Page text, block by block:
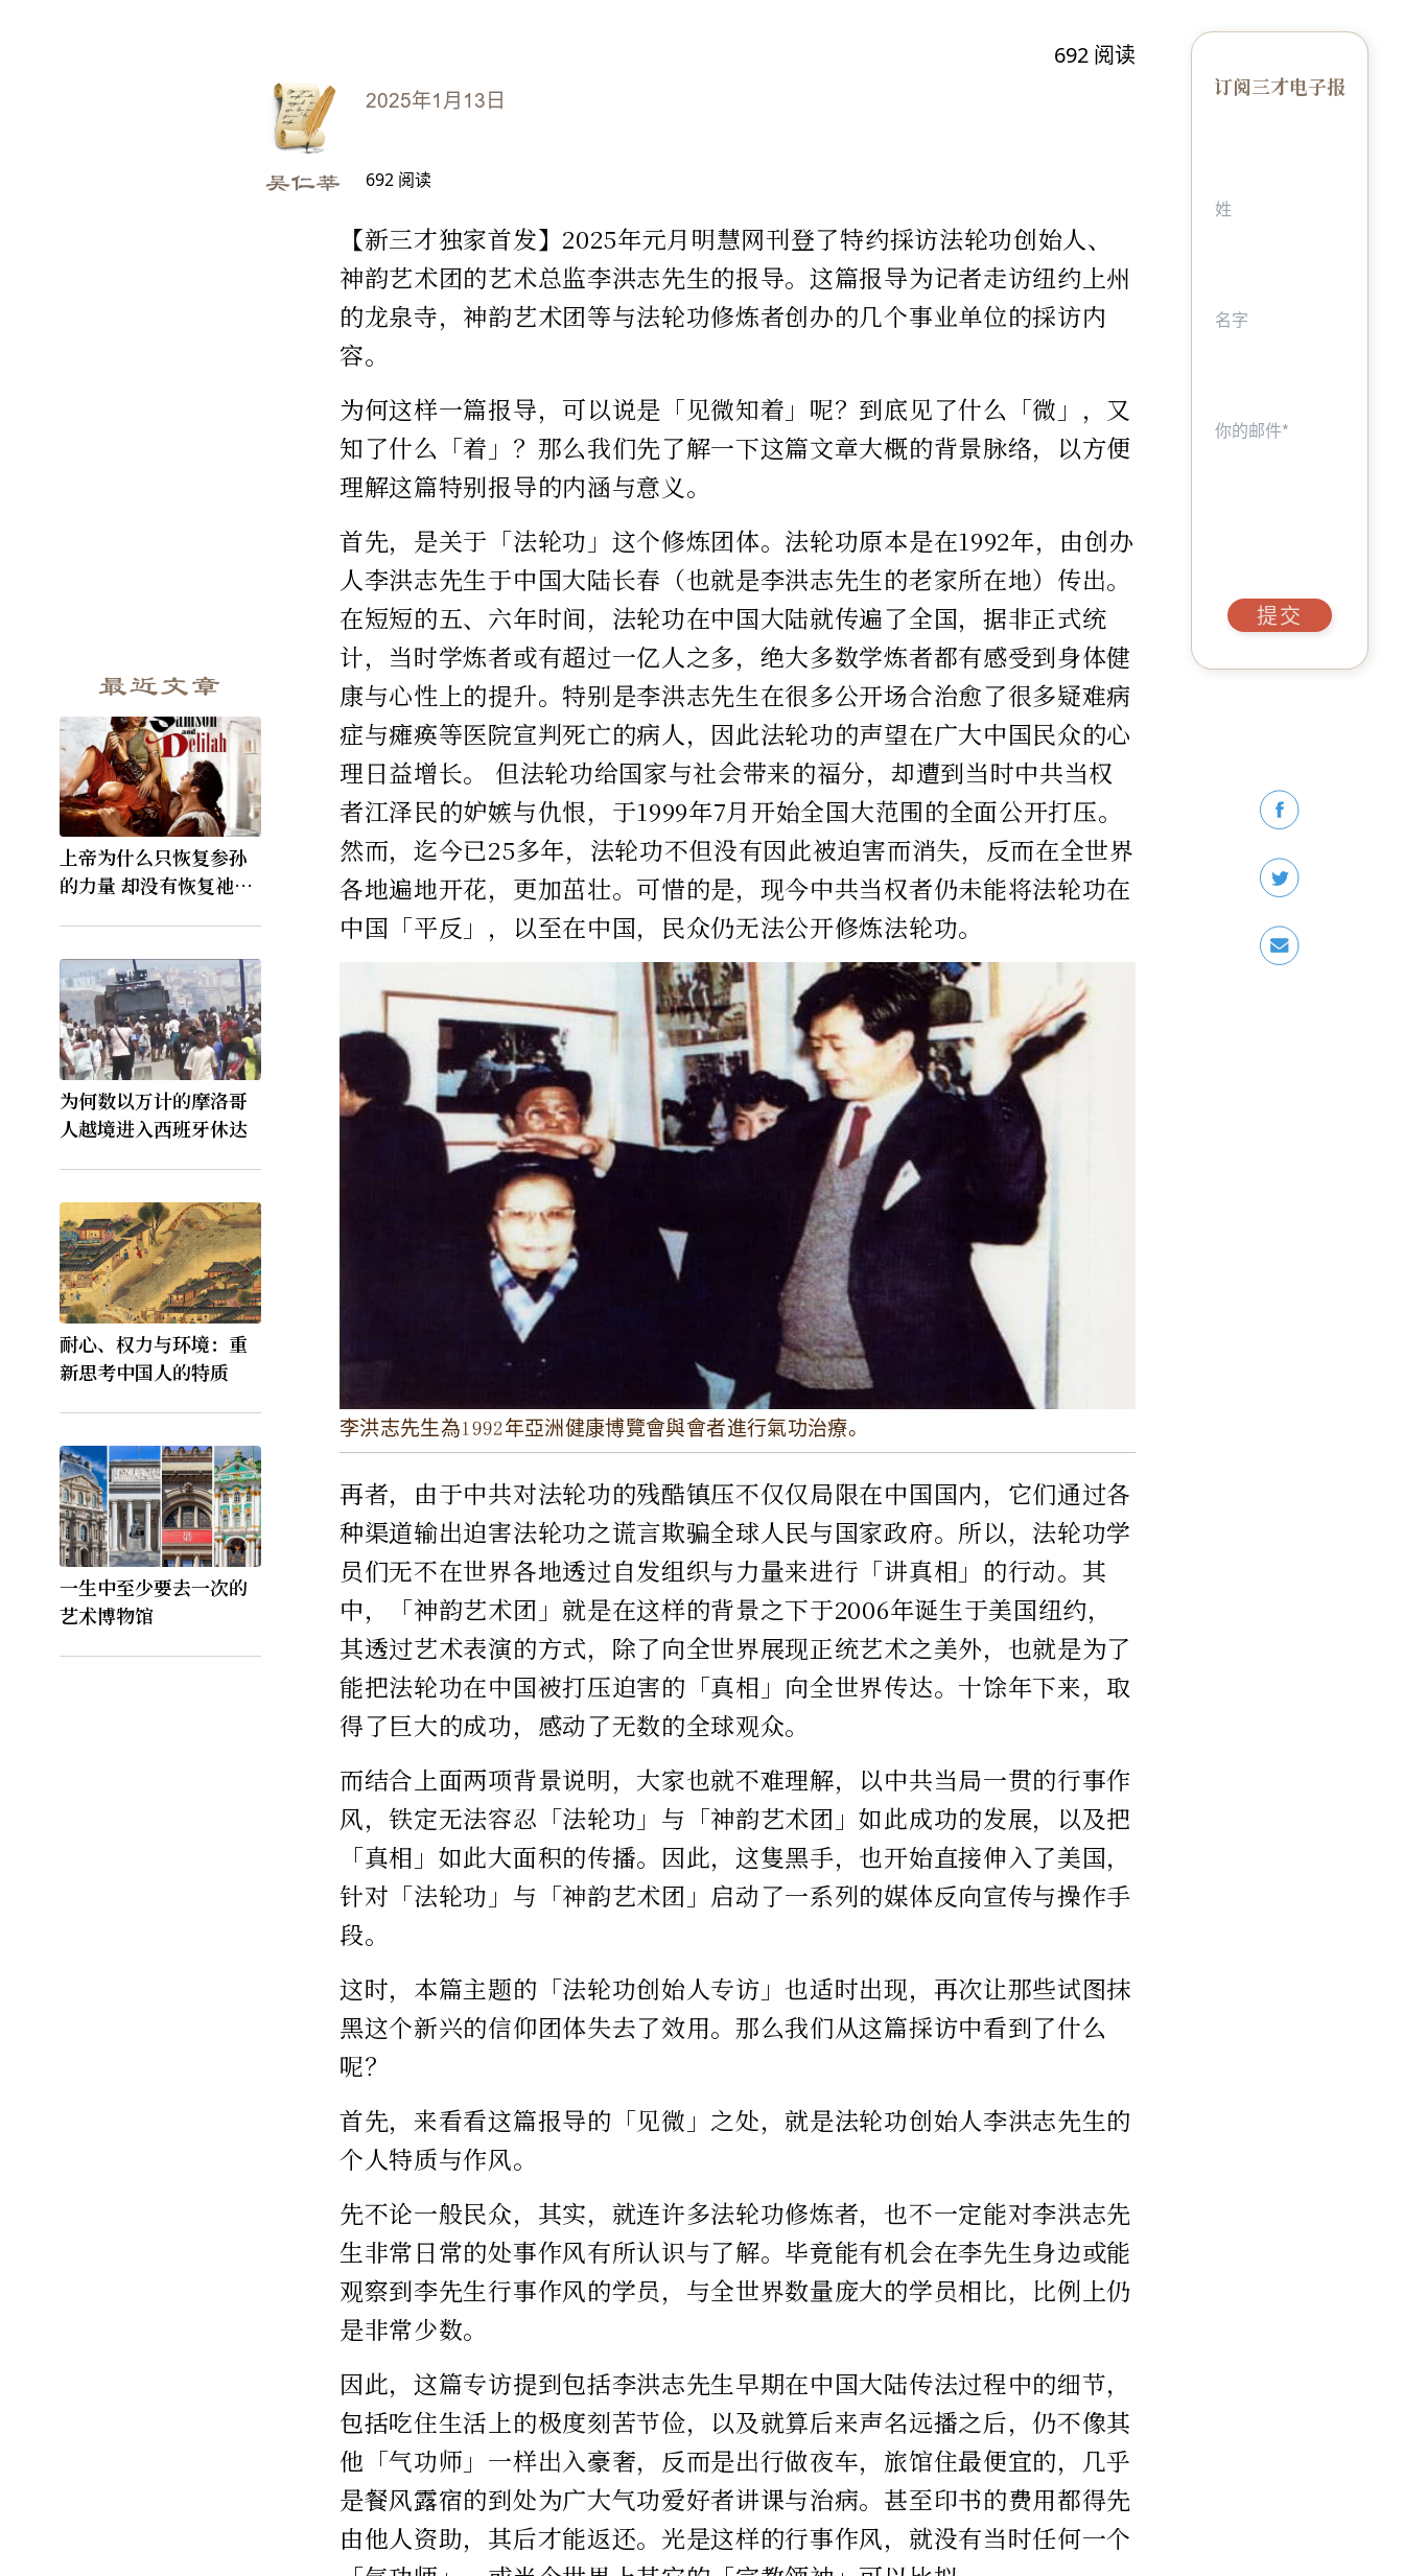
692 阅读
最近文章
上帝为什么只恢复参孙
的力量 却没有恢复祂的
为何数以万计的摩洛哥
人越境进入西班牙休达
耐心、权力与环境：重
新思考中国人的特质
一生中至少要去一次的
艺术博物馆
2025年1月13日
吴仁莘 692 阅读
【新三才独家首发】2025年元月明慧网刊登了特约採访法轮功创始人、
神韵艺术团的艺术总监李洪志先生的报导。这篇报导为记者走访纽约上州
的龙泉寺，神韵艺术团等与法轮功修炼者创办的几个事业单位的採访内
容。
为何这样一篇报导，可以说是「见微知着」呢？到底见了什么「微」，又
知了什么「着」？那么我们先了解一下这篇文章大概的背景脉络，以方便
理解这篇特别报导的内涵与意义。
首先，是关于「法轮功」这个修炼团体。法轮功原本是在1992年，由创办
人李洪志先生于中国大陆长春（也就是李洪志先生的老家所在地）传出。
在短短的五、六年时间，法轮功在中国大陆就传遍了全国，据非正式统
计，当时学炼者或有超过一亿人之多，绝大多数学炼者都有感受到身体健
康与心性上的提升。特别是李洪志先生在很多公开场合治愈了很多疑难病
症与瘫痪等医院宣判死亡的病人，因此法轮功的声望在广大中国民众的心
理日益增长。 但法轮功给国家与社会带来的福分，却遭到当时中共当权
者江泽民的妒嫉与仇恨，于1999年7月开始全国大范围的全面公开打压。
然而，迄今已25多年，法轮功不但没有因此被迫害而消失，反而在全世界
各地遍地开花，更加茁壮。可惜的是，现今中共当权者仍未能将法轮功在
中国「平反」，以至在中国，民众仍无法公开修炼法轮功。
李洪志先生為1992年亞洲健康博覽會與會者進行氣功治療。
再者，由于中共对法轮功的残酷镇压不仅仅局限在中国国内，它们通过各
种渠道输出迫害法轮功之谎言欺骗全球人民与国家政府。所以，法轮功学
员们无不在世界各地透过自发组织与力量来进行「讲真相」的行动。其
中，「神韵艺术团」就是在这样的背景之下于2006年诞生于美国纽约，
其透过艺术表演的方式，除了向全世界展现正统艺术之美外，也就是为了
能把法轮功在中国被打压迫害的「真相」向全世界传达。十馀年下来，取
得了巨大的成功，感动了无数的全球观众。
而结合上面两项背景说明，大家也就不难理解，以中共当局一贯的行事作
风，铁定无法容忍「法轮功」与「神韵艺术团」如此成功的发展，以及把
「真相」如此大面积的传播。因此，这隻黑手，也开始直接伸入了美国，
针对「法轮功」与「神韵艺术团」启动了一系列的媒体反向宣传与操作手
段。
这时，本篇主题的「法轮功创始人专访」也适时出现，再次让那些试图抹
黑这个新兴的信仰团体失去了效用。那么我们从这篇採访中看到了什么
呢？
首先，来看看这篇报导的「见微」之处，就是法轮功创始人李洪志先生的
个人特质与作风。
先不论一般民众，其实，就连许多法轮功修炼者，也不一定能对李洪志先
生非常日常的处事作风有所认识与了解。毕竟能有机会在李先生身边或能
观察到李先生行事作风的学员，与全世界数量庞大的学员相比，比例上仍
是非常少数。
因此，这篇专访提到包括李洪志先生早期在中国大陆传法过程中的细节，
包括吃住生活上的极度刻苦节俭，以及就算后来声名远播之后，仍不像其
他「气功师」一样出入豪奢，反而是出行做夜车，旅馆住最便宜的，几乎
是餐风露宿的到处为广大气功爱好者讲课与治病。甚至印书的费用都得先
由他人资助，其后才能返还。光是这样的行事作风，就没有当时任何一个
订阅三才电子报
提交